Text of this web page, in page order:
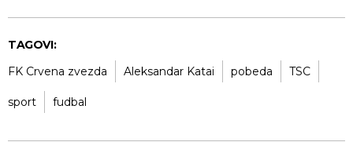
TAGOVI:
FK Crvena zvezda
Aleksandar Katai pobeda TSC
sport fudbal